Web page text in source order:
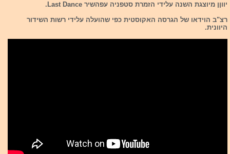
יווןן מיוצגת השנה עלידי הזמרת סטפניה עפהשיר Last Dance.
רצ"ב הוידאו של הגרסה האקוסטית כפי שהועלה עלידי רשות השידור
היוונית.